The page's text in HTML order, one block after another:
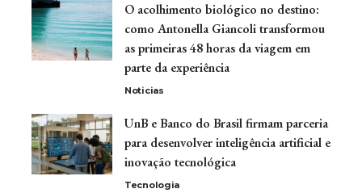
O acolhimento biológico no destino:
como Antonella Giancoli transformou
as primeiras 48 horas da viagem em
parte da experiência
Noticias
UnB e Banco do Brasil firmam parceria
para desenvolver inteligência artificial e
inovação tecnológica
Tecnologia